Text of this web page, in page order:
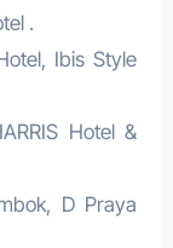
.
Ibis Style
Hotel &
D Praya